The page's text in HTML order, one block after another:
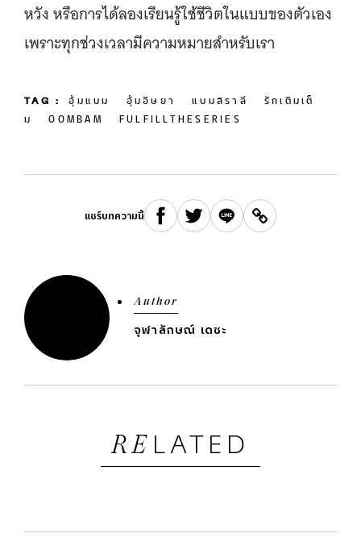
หวัง หรือการได้ลองเรียนรู้ใช้ชีวิตในแบบของตัวเอง
เพราะทุกช่วงเวลามีความหมายสำหรับเรา
TAG : อุ้มแบม อุ้มอิษยา แบมสราลี รักเติมเต็
ม OOMBAM FULFILLTHESERIES
แชร์บทความนี้
Author
จุฬาลักษณ์ เดชะ
RE LATED